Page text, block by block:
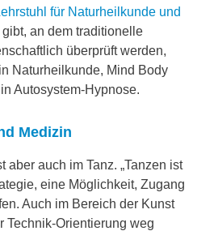
für Naturheilkunde und
gibt, an dem traditionelle
überprüft werden,
Naturheilkunde, Mind Body
Autosystem-Hypnose.
Medizin
aber auch im Tanz. „Tanzen ist
eine Möglichkeit, Zugang
Auch im Bereich der Kunst
Technik-Orientierung weg